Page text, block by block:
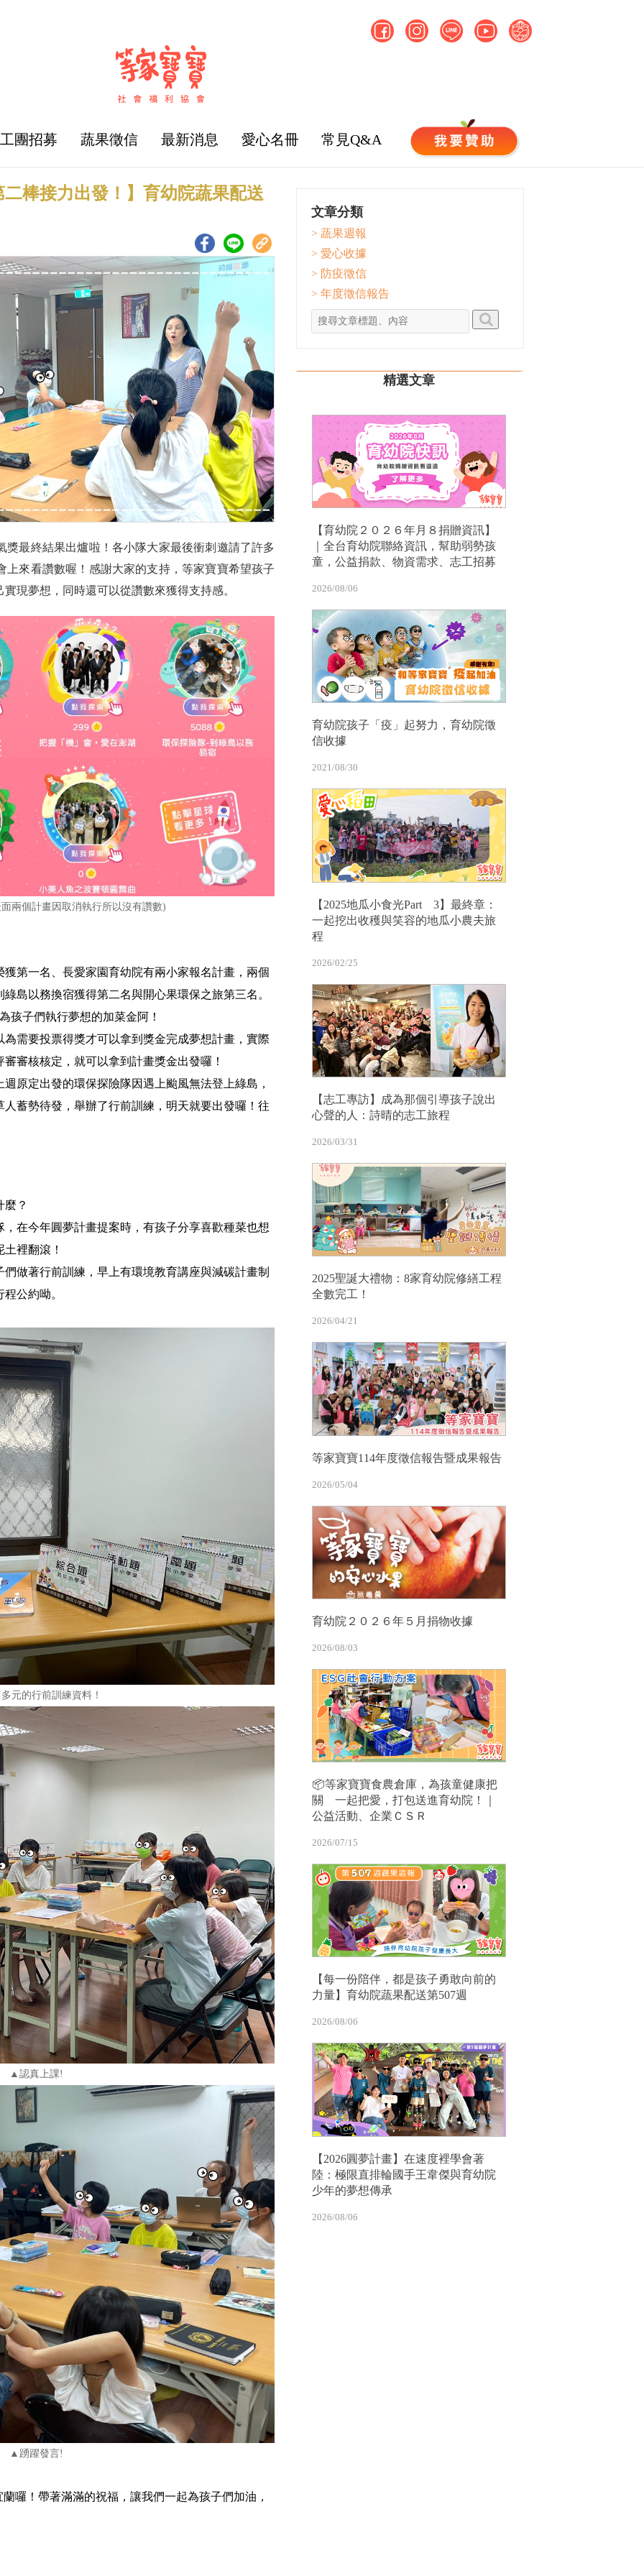
團招募 蔬果徵信 最新消息 愛心名冊 常見Q&A
棒接力出發！】育幼院蔬果配送
最終結果出爐啦！各小隊大家最後衝刺邀請了許多
來看讚數喔！感謝大家的支持，等家寶寶希望孩子
現夢想，同時還可以從讚數來獲得支持感。
兩個計畫因取消執行所以沒有讚數)
第一名、長愛家園育幼院有兩小家報名計畫，兩個
島以務換宿獲得第二名與開心果環保之旅第三名。
孩子們執行夢想的加菜金阿！
需要投票得獎才可以拿到獎金完成夢想計畫，實際
審核核定，就可以拿到計畫獎金出發囉！
原定出發的環保探險隊因遇上颱風無法登上綠島，
蓄勢待發，舉辦了行前訓練，明天就要出發囉！往
麼？
在今年圓夢計畫提案時，有孩子分享喜歡種菜也想
裡翻滾！
做著行前訓練，早上有環境教育講座與減碳計畫制
公約呦。
元的行前訓練資料！
▲認真上課!
▲踴躍發言!
囉！帶著滿滿的祝福，讓我們一起為孩子們加油，
文章分類
> 蔬果週報
> 愛心收據
> 防疫徵信
> 年度徵信報告
精選文章
【育幼院２０２６年月８捐贈資訊】
｜全台育幼院聯絡資訊，幫助弱勢孩
童，公益捐款、物資需求、志工招募
2026/08/06
育幼院孩子「疫」起努力，育幼院徵
信收據
2021/08/30
【2025地瓜小食光Part 3】最終章：
一起挖出收穫與笑容的地瓜小農夫旅
程
2026/02/25
【志工專訪】成為那個引導孩子說出
心聲的人：詩晴的志工旅程
2026/03/31
2025聖誕大禮物：8家育幼院修繕工程
全數完工！
2026/04/21
等家寶寶114年度徵信報告暨成果報告
2026/05/04
育幼院２０２６年５月捐物收據
2026/08/03
📦等家寶寶食農倉庫，為孩童健康把
關 一起把愛，打包送進育幼院！｜
公益活動、企業ＣＳＲ
2026/07/15
【每一份陪伴，都是孩子勇敢向前的
力量】育幼院蔬果配送第507週
2026/08/06
【2026圓夢計畫】在速度裡學會著
陸：極限直排輪國手王韋傑與育幼院
少年的夢想傳承
2026/08/06